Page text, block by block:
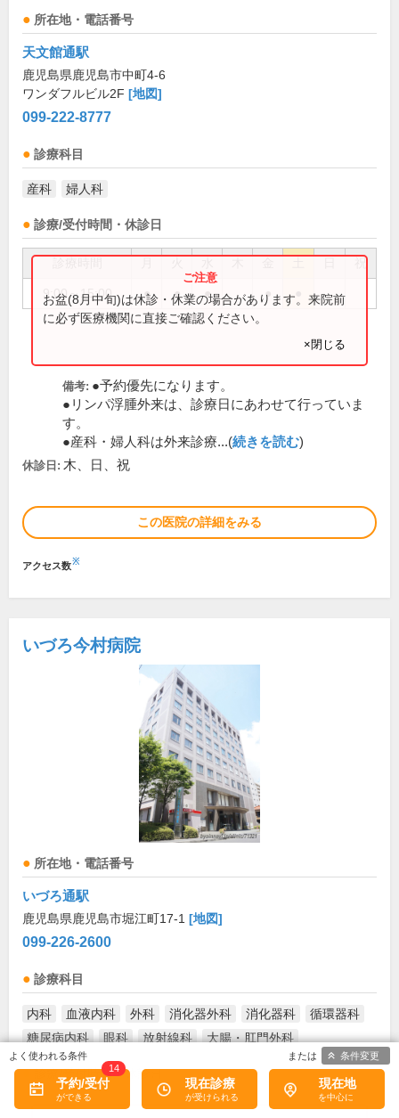
所在地・電話番号
天文館通駅
鹿児島県鹿児島市中町4-6
ワンダフルビル2F [地図]
099-222-8777
診療科目
産科 婦人科
診療/受付時間・休診日
祝
9:00～15:00 ● ● ● ●
お盆(8月中旬)は休診・休業の場合があります。来院前
に必ず医療機関に直接ご確認ください。
×閉じる
備考: ●予約優先になります。
●リンパ浮腫外来は、診療日にあわせて行っていま
す。
●産科・婦人科は外来診療...(続きを読む)
休診日: 木、日、祝
この医院の詳細をみる
アクセス数※
いづろ今村病院
所在地・電話番号
いづろ通駅
鹿児島県鹿児島市堀江町17-1 [地図]
099-226-2600
診療科目
内科 血液内科 外科 消化器外科 消化器科
循環器科
糖尿病内科
眼科 放射線科 大腸・肛門外科
診療/受付時間・休診日
外来受付時間 月 火 水 木 金 土 日 祝
予約/受付
14
現在診療 現在地
条件変更